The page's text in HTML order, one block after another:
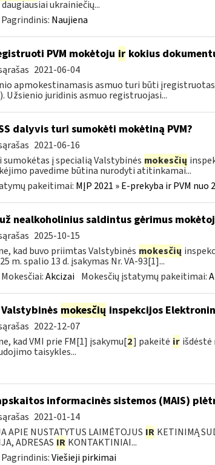
ukrainiečių...
Pagrindinis: Naujiena
PVM mokėtoju irkokius
2021-06-04
apmokestinamasis asmuo turi būti
Užsienio juridinis asmuo registruojasi...
dalyvis turi sumokėti mokėtiną PVM?
2021-06-16
sumokėtas į specialią Valstybinės mokesčių
pavedime būtina nurodyti atitinkamai...
pakeitimai: MĮP 2021 » E-prekyba ir PVM nuo
už nealkoholinius saldintus gėrimus
2025-10-15
kad buvo priimtas Valstybinės mokesčių
m. spalio 13 d. įsakymas Nr. VA-93[1]...
Mokesčiai:Akcizai Mokesčių įstatymų pakeitimai:
Valstybinės mokesčių inspekcijos
2022-12-07
kad VMI prie FM[1] įsakymu[2] pakeitė ir
taisykles...
informacinės sistemos (MAIS)
2021-01-14
APIE NUSTATYTUS LAIMĖTOJUS IR KETINIMĄ
ADRESAS IR KONTAKTINIAI...
Pagrindinis:Viešieji pirkimai